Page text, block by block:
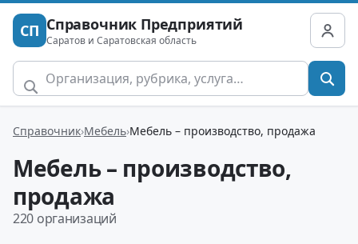
СП Справочник Предприятий
Саратов и Саратовская область
Справочник Мебель Мебель – производство, продажа
Мебель – производство,
продажа
220 организаций